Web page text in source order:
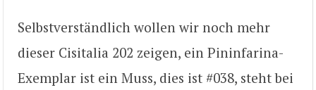
Selbstverständlich wollen wir noch mehr
dieser Cisitalia 202 zeigen, ein Pininfarina-
Exemplar ist ein Muss, dies ist #038, steht bei